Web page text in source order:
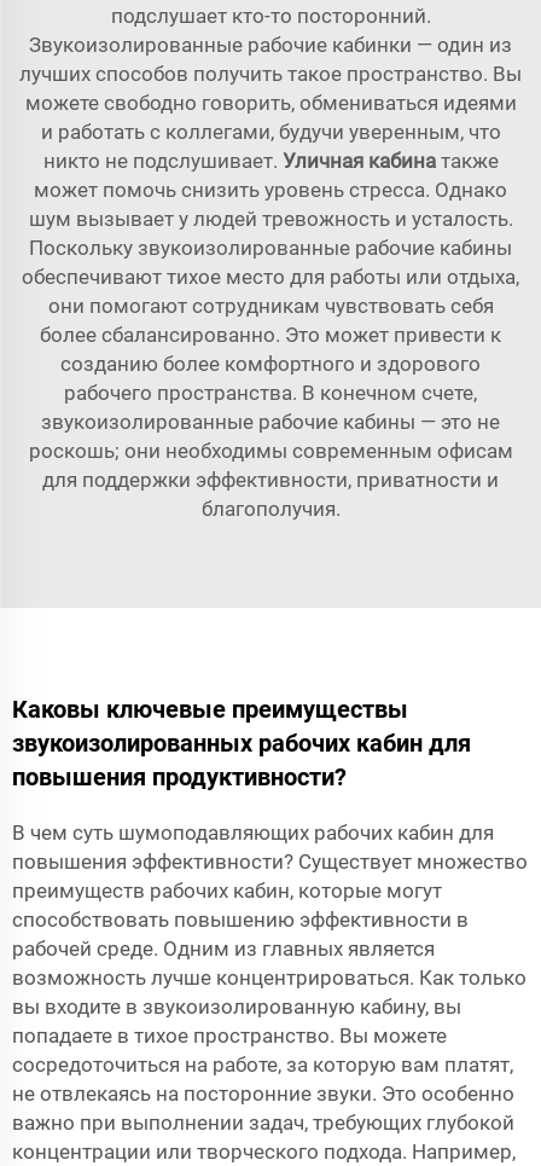
подслушает кто-то посторонний.
Звукоизолированные рабочие кабинки — один из
лучших способов получить такое пространство. Вы
можете свободно говорить, обмениваться идеями
и работать с коллегами, будучи уверенным, что
никто не подслушивает. Уличная кабина также
может помочь снизить уровень стресса. Однако
шум вызывает у людей тревожность и усталость.
Поскольку звукоизолированные рабочие кабины
обеспечивают тихое место для работы или отдыха,
они помогают сотрудникам чувствовать себя
более сбалансированно. Это может привести к
созданию более комфортного и здорового
рабочего пространства. В конечном счете,
звукоизолированные рабочие кабины — это не
роскошь; они необходимы современным офисам
для поддержки эффективности, приватности и
благополучия.
Каковы ключевые преимуществы
звукоизолированных рабочих кабин для
повышения продуктивности?
В чем суть шумоподавляющих рабочих кабин для
повышения эффективности? Существует множество
преимуществ рабочих кабин, которые могут
способствовать повышению эффективности в
рабочей среде. Одним из главных является
возможность лучше концентрироваться. Как только
вы входите в звукоизолированную кабину, вы
попадаете в тихое пространство. Вы можете
сосредоточиться на работе, за которую вам платят,
не отвлекаясь на посторонние звуки. Это особенно
важно при выполнении задач, требующих глубокой
концентрации или творческого подхода. Например,